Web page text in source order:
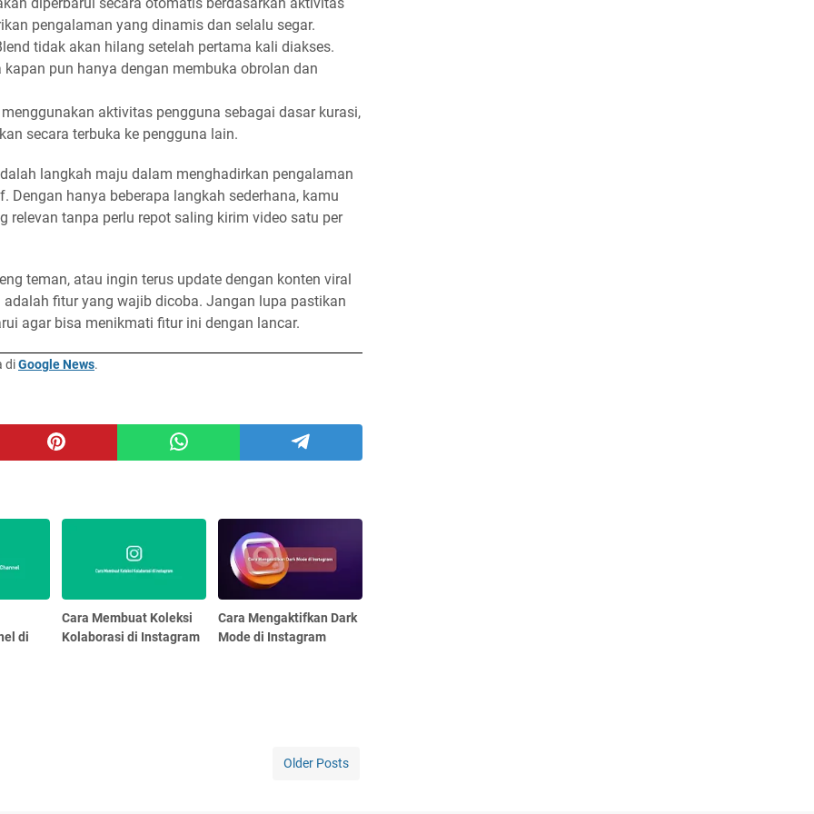
pengalaman yang dinamis dan selalu segar.
tidak akan hilang setelah pertama kali diakses.
pun hanya dengan membuka obrolan dan
aktivitas pengguna sebagai dasar kurasi,
secara terbuka ke pengguna lain.
langkah maju dalam menghadirkan pengalaman
Dengan hanya beberapa langkah sederhana, kamu
relevan tanpa perlu repot saling kirim video satu per
teman, atau ingin terus update dengan konten viral
fitur yang wajib dicoba. Jangan lupa pastikan
agar bisa menikmati fitur ini dengan lancar.
diGoogle News.
di
Cara Membuat Koleksi
Kolaborasi di Instagram
Cara Mengaktifkan Dark
Mode di Instagram
Older Posts